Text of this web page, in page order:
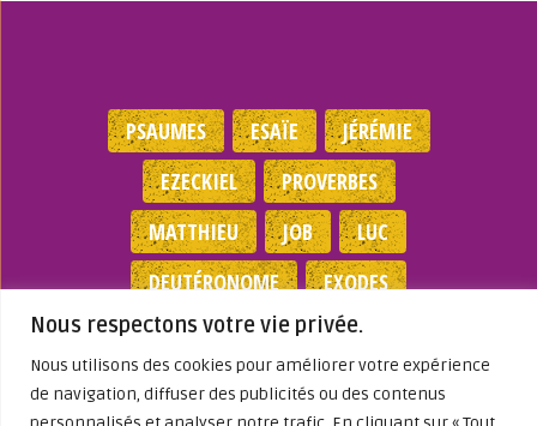
Nous respectons votre vie privée.
Nous utilisons des cookies pour améliorer votre expérience
de navigation, diffuser des publicités ou des contenus
PSAUMES ESAÏE
JÉRÉMIE
EZECKIEL
PROVERBES
MATTHIEU
JOB
LUC
DEUTÉRONOME
EXODES
NOMBRES
JEAN 1 SAMUEL
Mentions légales|Politique de